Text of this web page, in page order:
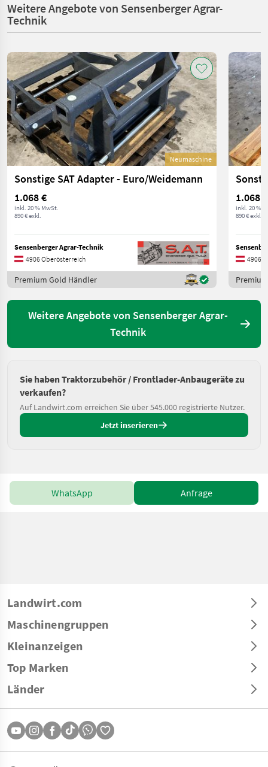
Weitere Angebote von Sensenberger Agrar-
Technik
Neumaschine
Sonstige SAT Adapter - Euro/Weidemann
1.068 €
inkl. 20 % MwSt.
890 € exkl.
Sensenberger Agrar-Technik
4906 Oberösterreich
Premium Gold Händler
1.068 €
inkl. 20 %
890 € exkl.
4906
Weitere Angebote von Sensenberger Agrar-
Technik
Sie haben Traktorzubehör / Frontlader-Anbaugeräte zu
verkaufen?
Auf Landwirt.com erreichen Sie über 545.000 registrierte Nutzer.
Jetzt inserieren
WhatsApp Anfrage
Landwirt.com
Maschinengruppen
Kleinanzeigen
Top Marken
Länder